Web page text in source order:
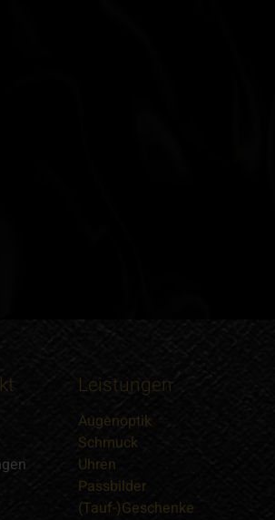
Leistungen
Augenoptik
Schmuck
Uhren
Passbilder
(Tauf-)Geschenke